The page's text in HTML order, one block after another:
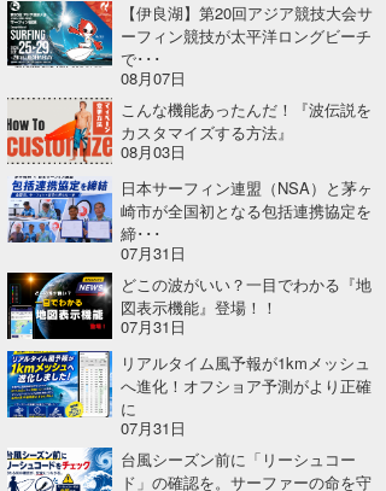
【伊良湖】第20回アジア競技大会サ
ーフィン競技が太平洋ロングビーチ
で･･･
08月07日
こんな機能あったんだ！『波伝説を
カスタマイズする方法』
08月03日
日本サーフィン連盟（NSA）と茅ヶ
崎市が全国初となる包括連携協定を
締･･･
07月31日
どこの波がいい？一目でわかる『地
図表示機能』登場！！
07月31日
リアルタイム風予報が1kmメッシュ
へ進化！オフショア予測がより正確
に
07月31日
台風シーズン前に「リーシュコー
ド」の確認を。サーファーの命を守
ハンマー
まっきー
三輪予報士
小川予報士
上田純子
上條将美
唐澤予報士
SancheZ
米山予報士